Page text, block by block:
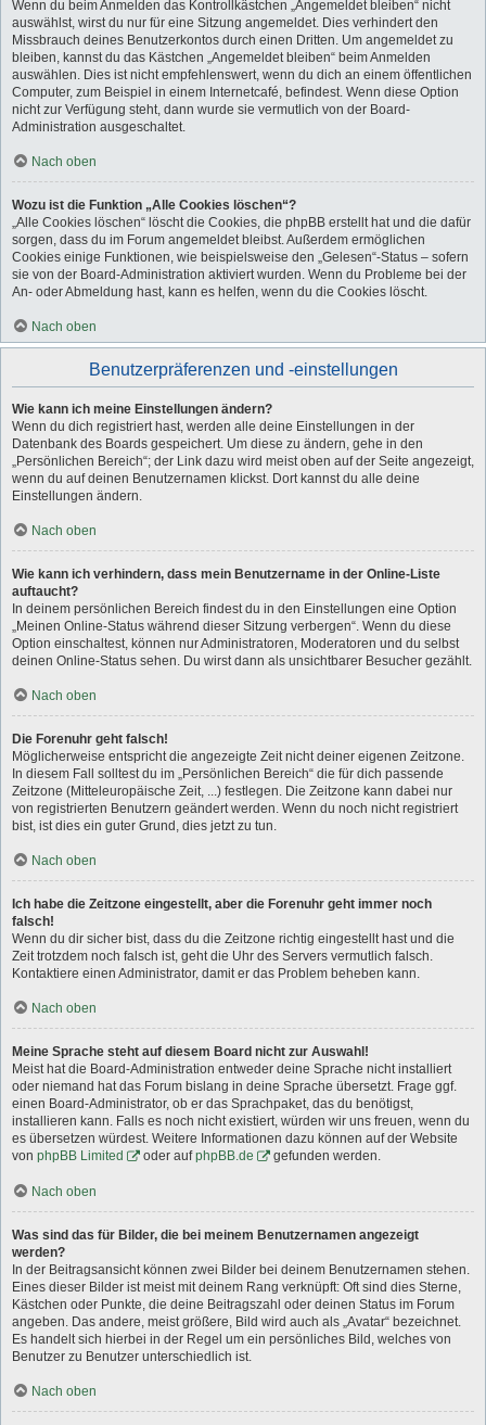
Wenn du beim Anmelden das Kontrollkästchen „Angemeldet bleiben“ nicht
auswählst, wirst du nur für eine Sitzung angemeldet. Dies verhindert den
Missbrauch deines Benutzerkontos durch einen Dritten. Um angemeldet zu
bleiben, kannst du das Kästchen „Angemeldet bleiben“ beim Anmelden
auswählen. Dies ist nicht empfehlenswert, wenn du dich an einem öffentlichen
Computer, zum Beispiel in einem Internetcafé, befindest. Wenn diese Option
nicht zur Verfügung steht, dann wurde sie vermutlich von der Board-
Administration ausgeschaltet.
Nach oben
Wozu ist die Funktion „Alle Cookies löschen“?
„Alle Cookies löschen“ löscht die Cookies, die phpBB erstellt hat und die dafür
sorgen, dass du im Forum angemeldet bleibst. Außerdem ermöglichen
Cookies einige Funktionen, wie beispielsweise den „Gelesen“-Status – sofern
sie von der Board-Administration aktiviert wurden. Wenn du Probleme bei der
An- oder Abmeldung hast, kann es helfen, wenn du die Cookies löscht.
Nach oben
Benutzerpräferenzen und -einstellungen
Wie kann ich meine Einstellungen ändern?
Wenn du dich registriert hast, werden alle deine Einstellungen in der
Datenbank des Boards gespeichert. Um diese zu ändern, gehe in den
„Persönlichen Bereich“; der Link dazu wird meist oben auf der Seite angezeigt,
wenn du auf deinen Benutzernamen klickst. Dort kannst du alle deine
Einstellungen ändern.
Nach oben
Wie kann ich verhindern, dass mein Benutzername in der Online-Liste
auftaucht?
In deinem persönlichen Bereich findest du in den Einstellungen eine Option
„Meinen Online-Status während dieser Sitzung verbergen“. Wenn du diese
Option einschaltest, können nur Administratoren, Moderatoren und du selbst
deinen Online-Status sehen. Du wirst dann als unsichtbarer Besucher gezählt.
Nach oben
Die Forenuhr geht falsch!
Möglicherweise entspricht die angezeigte Zeit nicht deiner eigenen Zeitzone.
In diesem Fall solltest du im „Persönlichen Bereich“ die für dich passende
Zeitzone (Mitteleuropäische Zeit, ...) festlegen. Die Zeitzone kann dabei nur
von registrierten Benutzern geändert werden. Wenn du noch nicht registriert
bist, ist dies ein guter Grund, dies jetzt zu tun.
Nach oben
Ich habe die Zeitzone eingestellt, aber die Forenuhr geht immer noch
falsch!
Wenn du dir sicher bist, dass du die Zeitzone richtig eingestellt hast und die
Zeit trotzdem noch falsch ist, geht die Uhr des Servers vermutlich falsch.
Kontaktiere einen Administrator, damit er das Problem beheben kann.
Nach oben
Meine Sprache steht auf diesem Board nicht zur Auswahl!
Meist hat die Board-Administration entweder deine Sprache nicht installiert
oder niemand hat das Forum bislang in deine Sprache übersetzt. Frage ggf.
einen Board-Administrator, ob er das Sprachpaket, das du benötigst,
installieren kann. Falls es noch nicht existiert, würden wir uns freuen, wenn du
es übersetzen würdest. Weitere Informationen dazu können auf der Website
von phpBB Limited oder aufphpBB.de gefunden werden.
Nach oben
Was sind das für Bilder, die bei meinem Benutzernamen angezeigt
werden?
In der Beitragsansicht können zwei Bilder bei deinem Benutzernamen stehen.
Eines dieser Bilder ist meist mit deinem Rang verknüpft: Oft sind dies Sterne,
Kästchen oder Punkte, die deine Beitragszahl oder deinen Status im Forum
angeben. Das andere, meist größere, Bild wird auch als „Avatar“ bezeichnet.
Es handelt sich hierbei in der Regel um ein persönliches Bild, welches von
Benutzer zu Benutzer unterschiedlich ist.
Nach oben